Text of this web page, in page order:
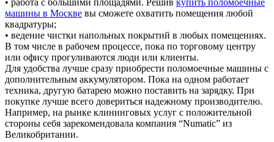
• работа с большими площадями. Решив купить поломоечные
машины в Москве вы сможете охватить помещения любой
квадратуры;
• ведение чистки напольных покрытий в любых помещениях.
В том числе в рабочем процессе, пока по торговому центру
или офису прогуливаются люди или клиенты.
Для удобства лучше сразу приобрести поломоечные машины с
дополнительным аккумулятором. Пока на одном работает
техника, другую батарею можно поставить на зарядку. При
покупке лучше всего довериться надежному производителю.
Например, на рынке клининговых услуг с положительной
стороны себя зарекомендовала компания “Numatic” из
Великобритании.